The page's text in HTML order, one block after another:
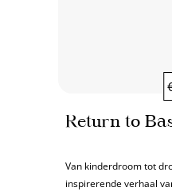
Return to
Van kinderdroom tot
inspirerende verhaal